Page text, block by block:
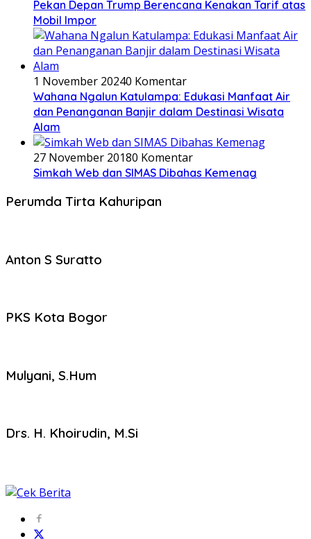
Pekan Depan Trump Berencana Kenakan Tarif atas
Mobil Impor
1 November 20240 Komentar
Wahana Ngalun Katulampa: Edukasi Manfaat Air
dan Penanganan Banjir dalam Destinasi Wisata
Alam
27 November 20180 Komentar
Simkah Web dan SIMAS Dibahas Kemenag
Perumda Tirta Kahuripan
Anton S Suratto
PKS Kota Bogor
Mulyani, S.Hum
Drs. H. Khoirudin, M.Si